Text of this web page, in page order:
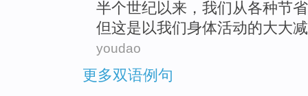
半个世纪以来， 我们从各种节省
但这是以我们身体活动的大大
youdao
更多双语例句